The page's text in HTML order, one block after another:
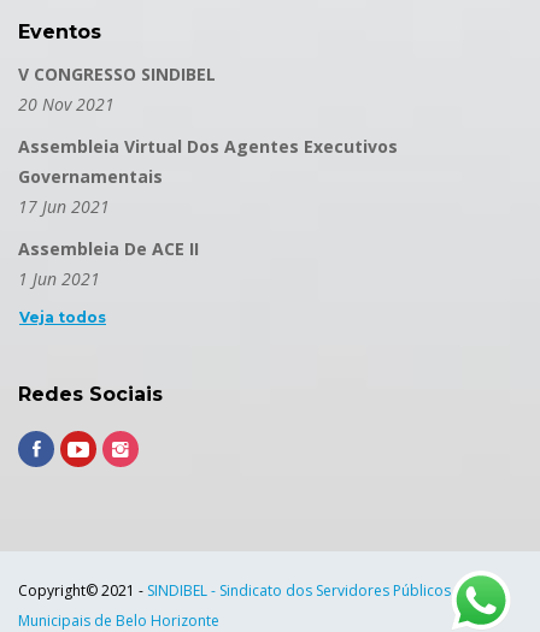
Eventos
V CONGRESSO SINDIBEL
20 Nov 2021
Assembleia Virtual Dos Agentes Executivos
Governamentais
17 Jun 2021
Assembleia De ACE II
1 Jun 2021
Veja todos
Redes Sociais
Copyright© 2021 - SINDIBEL - Sindicato dos Servidores Públicos
Municipais de Belo Horizonte